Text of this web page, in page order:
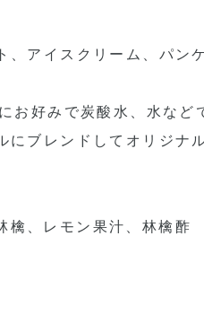
アイスクリーム、パン
お好みで炭酸水、水など
ブレンドしてオリジナ
檎、レモン果汁、林檎酢